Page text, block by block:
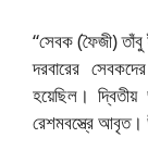
“সেবক (ফৈজী)
দরবারের
হয়েছিল। দ্বিতীয়
রেশমবস্ত্রে আবৃত।